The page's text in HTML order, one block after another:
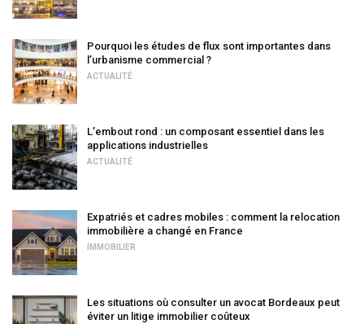
Pourquoi les études de flux sont importantes dans
l’urbanisme commercial ?
ACTUALITÉ
L’embout rond : un composant essentiel dans les
applications industrielles
ACTUALITÉ
Expatriés et cadres mobiles : comment la relocation
immobilière a changé en France
IMMOBILIER
Les situations où consulter un avocat Bordeaux peut
éviter un litige immobilier coûteux